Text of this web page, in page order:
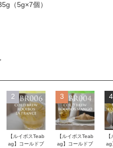
（5g×7個）
2
【ルイボスTeab
ag】コールドブ
3
【ルイボスTeab
ag】コールドブ
4
ag